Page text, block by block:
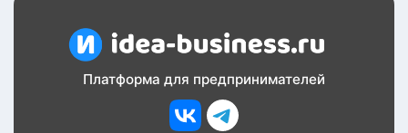
Платформа для предпринимателей